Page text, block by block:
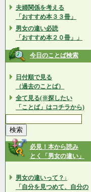
夫婦関係を考える
「おすすめ本３３冊」
男女の違い必読
「おすすめ本２０冊」」
今日のことば検索
日付順で見る
（過去のことば）
全て見る(※探したい
「ことば」はコチラから)
必見！本から読み
とく「男女の違い」
男女の違いって？↓
「自分を見つめて、自分の